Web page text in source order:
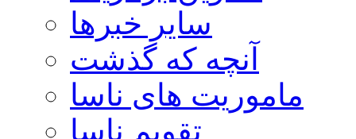
سایر خبرها
آنچه که گذشت
ماموریت های ناسا
تقویم ناسا